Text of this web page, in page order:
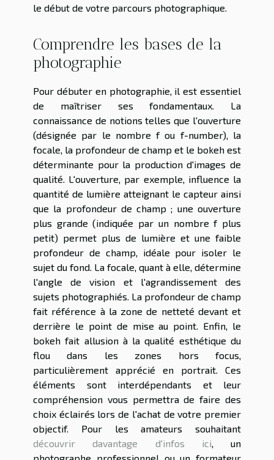
le début de votre parcours photographique.
Comprendre les bases de la
photographie
Pour débuter en photographie, il est essentiel
de maîtriser ses fondamentaux. La
connaissance de notions telles que l'ouverture
(désignée par le nombre f ou f-number), la
focale, la profondeur de champ et le bokeh est
déterminante pour la production d'images de
qualité. L'ouverture, par exemple, influence la
quantité de lumière atteignant le capteur ainsi
que la profondeur de champ ; une ouverture
plus grande (indiquée par un nombre f plus
petit) permet plus de lumière et une faible
profondeur de champ, idéale pour isoler le
sujet du fond. La focale, quant à elle, détermine
l'angle de vision et l'agrandissement des
sujets photographiés. La profondeur de champ
fait référence à la zone de netteté devant et
derrière le point de mise au point. Enfin, le
bokeh fait allusion à la qualité esthétique du
flou dans les zones hors focus,
particulièrement apprécié en portrait. Ces
éléments sont interdépendants et leur
compréhension vous permettra de faire des
choix éclairés lors de l'achat de votre premier
objectif. Pour les amateurs souhaitant
découvrir davantage d'infos ici , un
photographe professionnel ou un formateur